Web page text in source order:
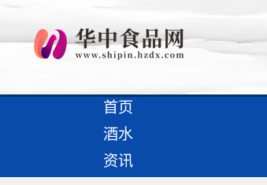
首页
酒水
资讯